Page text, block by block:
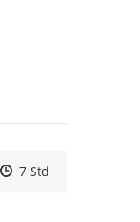
Zeitpunkt des
Zeitpunkt des
7 StdZur Äußerung